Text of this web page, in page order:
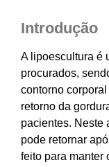
Introdução
A lipoescultura é
procurados,
contorno
retorno da
pacientes. Neste
pode retornar
feito para manter